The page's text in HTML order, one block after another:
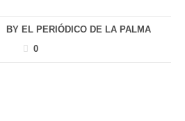
BY EL PERIÓDICO DE LA PALMA
0